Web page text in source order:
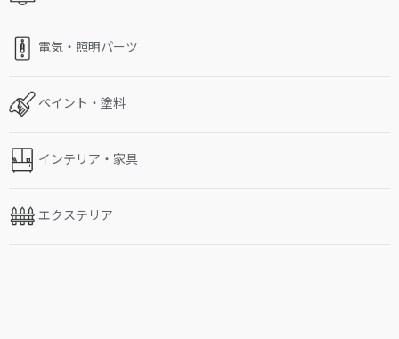
電気・照明パーツ
ペイント・塗料
インテリア・家具
エクステリア